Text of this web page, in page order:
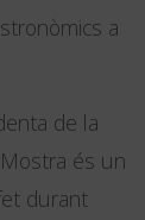
a
de la
és un
durant